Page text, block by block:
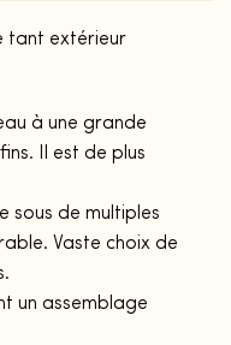
tant extérieur
à une grande
Il est de plus
sous de multiples
Vaste choix de
un assemblage